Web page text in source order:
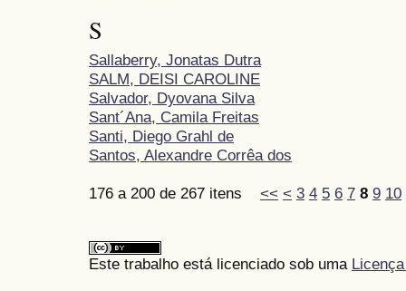
S
Sallaberry, Jonatas Dutra
SALM, DEISI CAROLINE
Salvador, Dyovana Silva
Sant´Ana, Camila Freitas
Santi, Diego Grahl de
Santos, Alexandre Corrêa dos
176 a 200 de 267 itens << < 3 4 5 6 7 8 9 10
Este trabalho está licenciado sob uma